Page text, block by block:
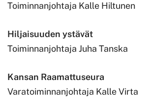
Toiminnanjohtaja Kalle Hiltunen
Hiljaisuuden ystävät
Toiminnanjohtaja Juha Tanska
Kansan Raamattuseura
Varatoiminnanjohtaja Kalle Virta